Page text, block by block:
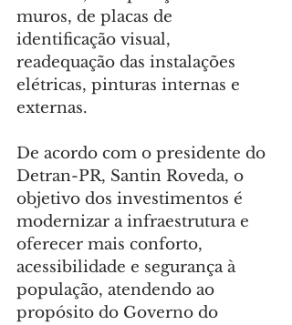
muros, de placas de
identificação visual,
readequação das instalações
elétricas, pinturas internas e
externas.
De acordo com o presidente do
Detran-PR, Santin Roveda, o
objetivo dos investimentos é
modernizar a infraestrutura e
oferecer mais conforto,
acessibilidade e segurança à
população, atendendo ao
propósito do Governo do